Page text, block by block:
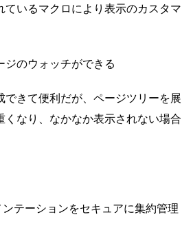
ているマクロにより表示のカスタマ
ジのウォッチができる
できて便利だが、ページツリーを展
くなり、なかなか表示されない場合
テーションをセキュアに集約管理